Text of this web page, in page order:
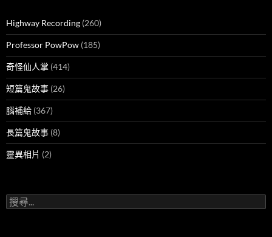
Highway Recording (260)
Professor PowPow (185)
奇怪仙人掌 (414)
短篇鬼故事 (26)
腦補給 (367)
長篇鬼故事 (8)
靈異相片 (2)
搜
尋